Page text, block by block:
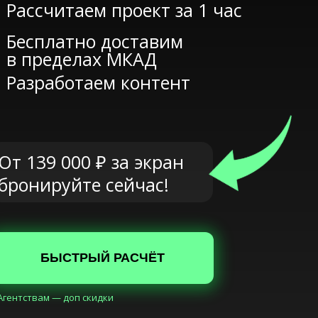
БЫСТРЫЙ РАСЧЁТ
139 000 ₽ за экран
сейчас!
Рассчитаем проект за 1 час
Бесплатно доставим
в пределах МКАД
Разработаем контент
— доп скидки